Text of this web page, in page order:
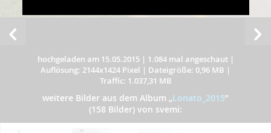
hochgeladen am 15.05.2015| 1.084 mal angeschaut|
Auflösung: 2144x1424 Pixel | Dateigröße: 0,96 MB |
Traffic: 1.037,31 MB
weitere Bilder aus dem Album „Lonato_2015”
(158 Bilder) von svemi: